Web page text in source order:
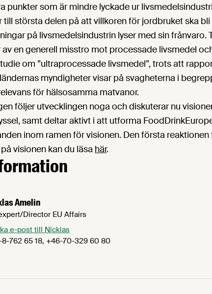
punkter som är mindre lyckade ur
till största delen på att villkoren för jordbruket ska
på livsmedelsindustrin lyser med sin frånvaro.
av en generell misstro mot processade livsmedel
om ”ultraprocessade livsmedel”, trots att
myndigheter visar på svagheterna i
för hälsosamma matvanor.
följer utvecklingen noga och diskuterar nu
samt deltar aktivt i att utforma
inom ramen för visionen. Den första reaktionen
visionen kan du läsa här.
Amelin
Director EU Affairs
e-post till Nicklas
762 65 18, +46-70-329 60 80